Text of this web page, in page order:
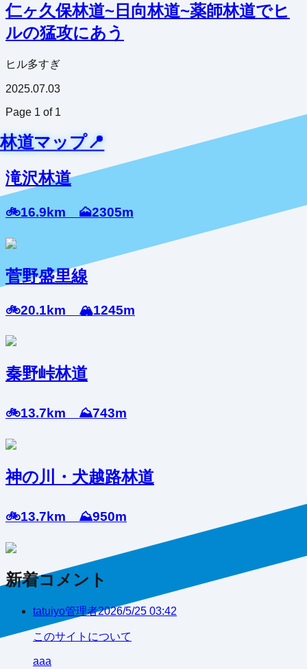
仁ヶ久保林道~日向林道~薬師林道でヒ
ルの猛攻にあう
ヒル多すぎ
2025.07.03
Page 1 of 1
道マップ📍
滝沢林道
🚲16.9km 🗻2305m
菅野盛里線
🚲20.1km 🏔️1245m
秦野峠林道
🚲13.7km ⛰️743m
神の川・犬越路林道
🚲13.7km ⛰️950m
新着コメント
tatuiyo管理者2026/5/25 03:42
このサイトについて
aaa